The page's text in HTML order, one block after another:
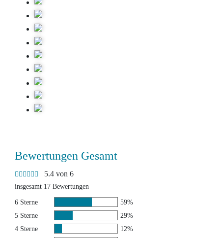
Bewertungen Gesamt
5.4 von 6
insgesamt 17 Bewertungen
6 Sterne
59%
5 Sterne
29%
4 Sterne
12%